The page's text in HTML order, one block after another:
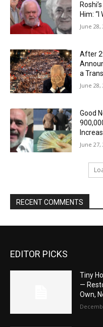
Him:
June 28,
After
a
June 28,
Good
June 27,
RECENT COMMENTS
EDITOR PICKS
Tiny
—
Own,